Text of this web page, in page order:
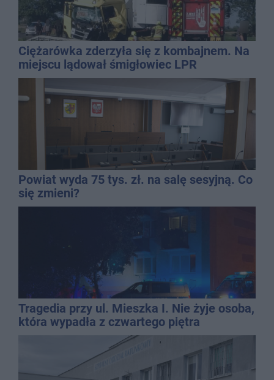
Ciężarówka zderzyła się z kombajnem. Na
miejscu lądował śmigłowiec LPR
Powiat wyda 75 tys. zł. na salę sesyjną. Co
się zmieni?
Tragedia przy ul. Mieszka I. Nie żyje osoba,
która wypadła z czwartego piętra